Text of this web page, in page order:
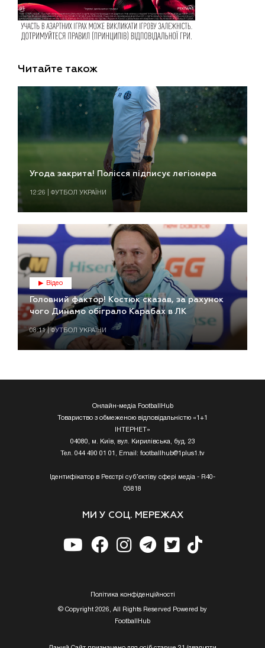
Читайте також
Угода закрита! Полісся підписує легіонера
12:26 | ФУТБОЛ УКРАЇНИ
Відео
Головний фактор! Костюк сказав, за рахунок
чого Динамо обіграло Карабах в ЛК
08:11 | ФУТБОЛ УКРАЇНИ
Онлайн-медіа FootballHub
Товариство з обмеженою відповідальністю «1+1
ІНТЕРНЕТ»
04080, м. Київ, вул. Кирилівська, буд. 23
Тел. 044 490 01 01, Email: footballhub@1plus1.tv
Ідентифікатор в Реєстрі суб’єктіву сфері медіа - R40-
05818
МИ У СОЦ. МЕРЕЖАХ
Полiтика конфiденцiйностi
© Copyright 2026, All Rights Reserved Powered by
FootballHub